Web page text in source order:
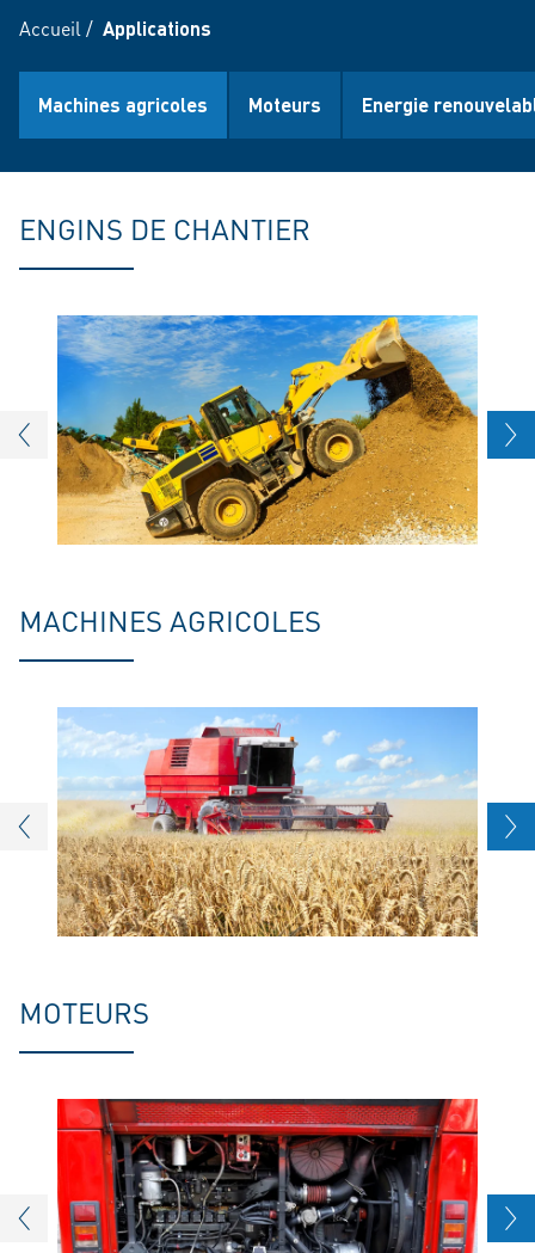
Accueil / Applications
Machines agricoles Moteurs Energie
ENGINS DE CHANTIER
MACHINES AGRICOLES
MOTEURS